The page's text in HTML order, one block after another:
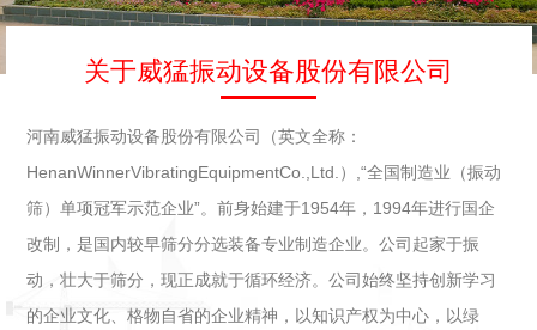
关于威猛振动设备股份有限公司
河南威猛振动设备股份有限公司（英文全称：
HenanWinnerVibratingEquipmentCo.,Ltd.）,“全国制造业（振动
筛）单项冠军示范企业”。前身始建于1954年，1994年进行国企
改制，是国内较早筛分分选装备专业制造企业。公司起家于振
动，壮大于筛分，现正成就于循环经济。公司始终坚持创新学习
的企业文化、格物自省的企业精神，以知识产权为中心，以绿